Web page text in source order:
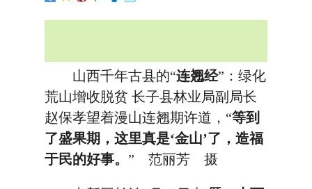
山西千年古县的“连翘经”：绿化
荒山增收脱贫 长子县林业局副局长
赵保孝望着漫山连翘期许道，“等到
了盛果期，这里真是‘金山’了，造福
于民的好事。 ” 范丽芳 摄